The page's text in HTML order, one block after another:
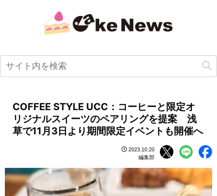
COFFEE STYLE UCC：コーヒーと限定オ
リジナルスイーツのペアリングを提案 浅
草で11月3日より期間限定イベントも開催へ
2023.10.20
編集部